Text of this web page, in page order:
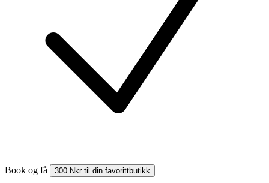
Book og få 300 Nkr til din favorittbutikk